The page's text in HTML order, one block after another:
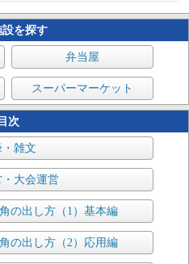
を探す
弁当屋
スーパーマーケット
目次
・雑文
大会運営
の出し方（1）基本編
の出し方（2）応用編